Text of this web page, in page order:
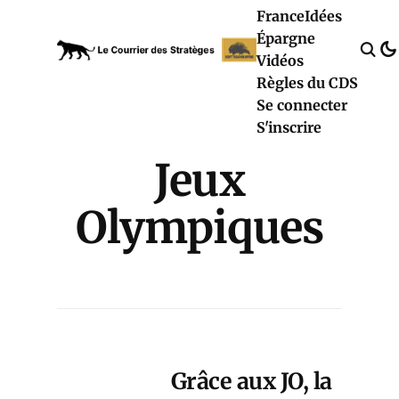
FranceIdées
Épargne
Vidéos
Règles du CDS
Se connecter
S'inscrire
Jeux
Olympiques
Grâce aux JO, la